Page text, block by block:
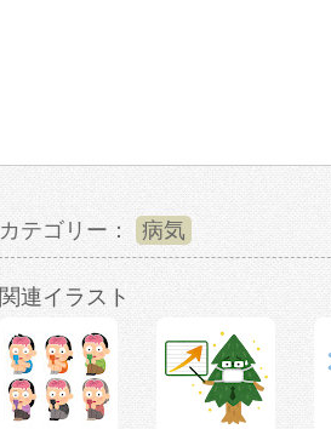
カテゴリー： 病気
関連イラスト